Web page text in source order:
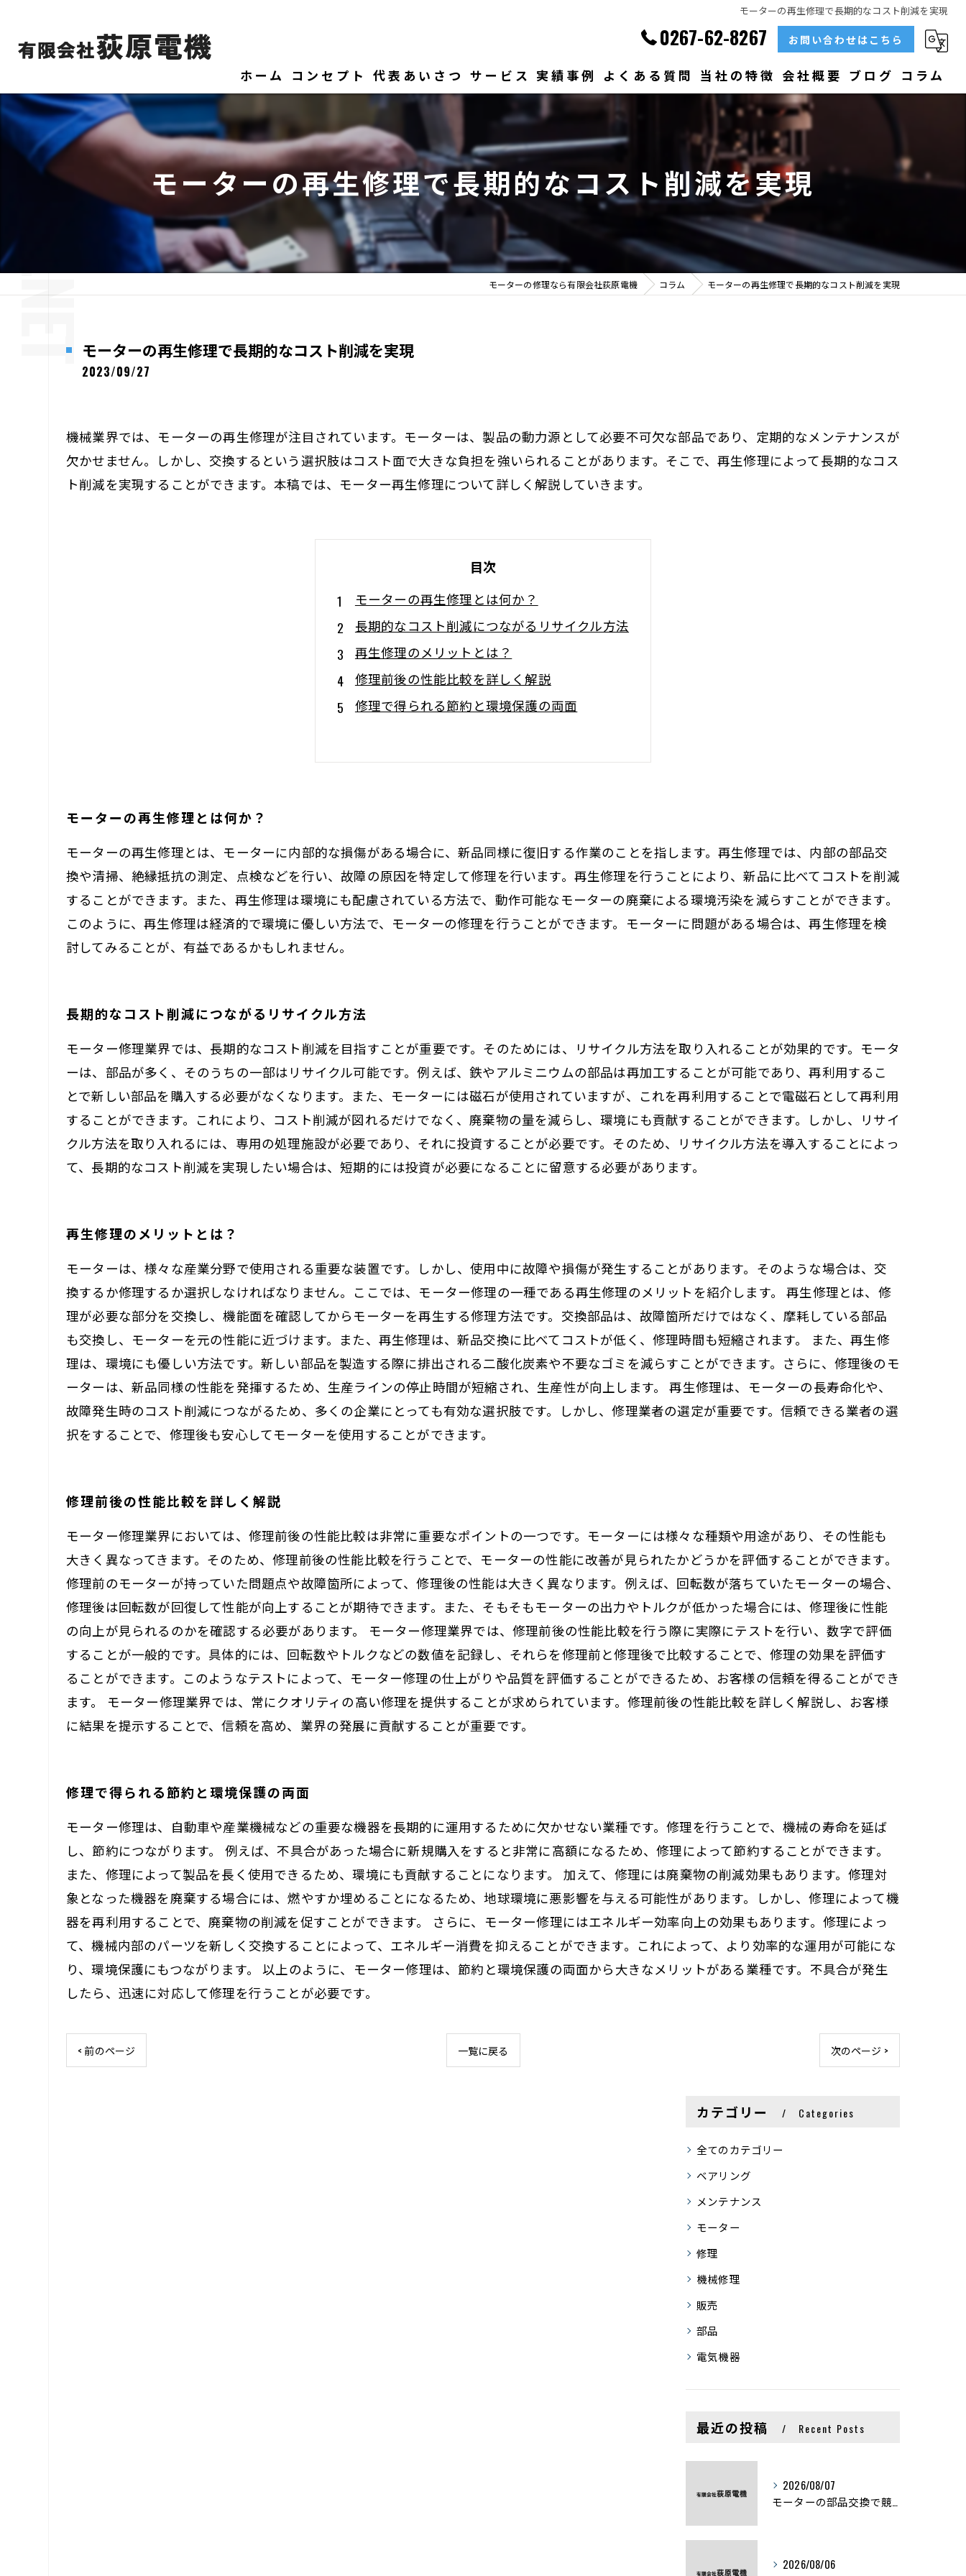
モーターの再生修理で長期的なコスト削減を実現
0267-62-8267 お問い合わせはこちら
ホーム コンセプト 代表あいさつ サービス 実績事例 よくある質問 当社の特徴
ベアリング
大型
メンテナンス
販売
会社概要 ブログ コラム
モーターの再生修理で長期的なコスト削減を実現
モーターの修理なら有限会社荻原電機 コラム モーターの再生修理で長期的なコスト削減を実現
モーターの再生修理で長期的なコスト削減を実現
2023/09/27
機械業界では、モーターの再生修理が注目されています。モーターは、製品の動力源として必要不可欠な部品であり、定期的なメンテナンスが
欠かせません。しかし、交換するという選択肢はコスト面で大きな負担を強いられることがあります。そこで、再生修理によって長期的なコス
ト削減を実現することができます。本稿では、モーター再生修理について詳しく解説していきます。
目次
モーターの再生修理とは何か？
長期的なコスト削減につながるリサイクル方法
再生修理のメリットとは？
修理前後の性能比較を詳しく解説
修理で得られる節約と環境保護の両面
モーターの再生修理とは何か？
モーターの再生修理とは、モーターに内部的な損傷がある場合に、新品同様に復旧する作業のことを指します。再生修理では、内部の部品交
換や清掃、絶縁抵抗の測定、点検などを行い、故障の原因を特定して修理を行います。再生修理を行うことにより、新品に比べてコストを削減
することができます。また、再生修理は環境にも配慮されている方法で、動作可能なモーターの廃棄による環境汚染を減らすことができます。
このように、再生修理は経済的で環境に優しい方法で、モーターの修理を行うことができます。モーターに問題がある場合は、再生修理を検
討してみることが、有益であるかもしれません。
長期的なコスト削減につながるリサイクル方法
モーター修理業界では、長期的なコスト削減を目指すことが重要です。そのためには、リサイクル方法を取り入れることが効果的です。モータ
ーは、部品が多く、そのうちの一部はリサイクル可能です。例えば、鉄やアルミニウムの部品は再加工することが可能であり、再利用するこ
とで新しい部品を購入する必要がなくなります。また、モーターには磁石が使用されていますが、これを再利用することで電磁石として再利用
することができます。これにより、コスト削減が図れるだけでなく、廃棄物の量を減らし、環境にも貢献することができます。しかし、リサイ
クル方法を取り入れるには、専用の処理施設が必要であり、それに投資することが必要です。そのため、リサイクル方法を導入することによっ
て、長期的なコスト削減を実現したい場合は、短期的には投資が必要になることに留意する必要があります。
再生修理のメリットとは？
モーターは、様々な産業分野で使用される重要な装置です。しかし、使用中に故障や損傷が発生することがあります。そのような場合は、交
換するか修理するか選択しなければなりません。ここでは、モーター修理の一種である再生修理のメリットを紹介します。 再生修理とは、修
理が必要な部分を交換し、機能面を確認してからモーターを再生する修理方法です。交換部品は、故障箇所だけではなく、摩耗している部品
も交換し、モーターを元の性能に近づけます。また、再生修理は、新品交換に比べてコストが低く、修理時間も短縮されます。 また、再生修
理は、環境にも優しい方法です。新しい部品を製造する際に排出される二酸化炭素や不要なゴミを減らすことができます。さらに、修理後のモ
ーターは、新品同様の性能を発揮するため、生産ラインの停止時間が短縮され、生産性が向上します。 再生修理は、モーターの長寿命化や、
故障発生時のコスト削減につながるため、多くの企業にとっても有効な選択肢です。しかし、修理業者の選定が重要です。信頼できる業者の選
択をすることで、修理後も安心してモーターを使用することができます。
修理前後の性能比較を詳しく解説
モーター修理業界においては、修理前後の性能比較は非常に重要なポイントの一つです。モーターには様々な種類や用途があり、その性能も
大きく異なってきます。そのため、修理前後の性能比較を行うことで、モーターの性能に改善が見られたかどうかを評価することができます。
修理前のモーターが持っていた問題点や故障箇所によって、修理後の性能は大きく異なります。例えば、回転数が落ちていたモーターの場合、
修理後は回転数が回復して性能が向上することが期待できます。また、そもそもモーターの出力やトルクが低かった場合には、修理後に性能
の向上が見られるのかを確認する必要があります。 モーター修理業界では、修理前後の性能比較を行う際に実際にテストを行い、数字で評価
することが一般的です。具体的には、回転数やトルクなどの数値を記録し、それらを修理前と修理後で比較することで、修理の効果を評価す
ることができます。このようなテストによって、モーター修理の仕上がりや品質を評価することができるため、お客様の信頼を得ることができ
ます。 モーター修理業界では、常にクオリティの高い修理を提供することが求められています。修理前後の性能比較を詳しく解説し、お客様
に結果を提示することで、信頼を高め、業界の発展に貢献することが重要です。
修理で得られる節約と環境保護の両面
モーター修理は、自動車や産業機械などの重要な機器を長期的に運用するために欠かせない業種です。修理を行うことで、機械の寿命を延ば
し、節約につながります。 例えば、不具合があった場合に新規購入をすると非常に高額になるため、修理によって節約することができます。
また、修理によって製品を長く使用できるため、環境にも貢献することになります。 加えて、修理には廃棄物の削減効果もあります。修理対
象となった機器を廃棄する場合には、燃やすか埋めることになるため、地球環境に悪影響を与える可能性があります。しかし、修理によって機
器を再利用することで、廃棄物の削減を促すことができます。 さらに、モーター修理にはエネルギー効率向上の効果もあります。修理によっ
て、機械内部のパーツを新しく交換することによって、エネルギー消費を抑えることができます。これによって、より効率的な運用が可能にな
り、環境保護にもつながります。 以上のように、モーター修理は、節約と環境保護の両面から大きなメリットがある業種です。不具合が発生
したら、迅速に対応して修理を行うことが必要です。
< 前のページ 一覧に戻る 次のページ >
カテゴリー Categories
全てのカテゴリー
ベアリング
メンテナンス
モーター
修理
機械修理
販売
部品
電気機器
最近の投稿 Recent Posts
2026/08/07
モーターの部品交換で競艇予想力を高める基礎知識と実費負担のポイント
2026/08/06